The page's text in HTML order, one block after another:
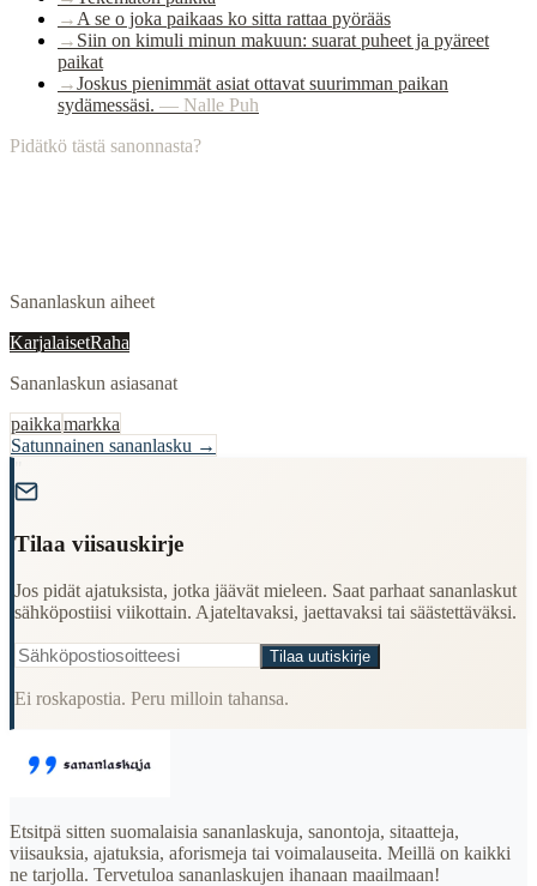
→ A se o joka paikaas ko sitta rattaa pyörääs
→ Siin on kimuli minun makuun: suarat puheet ja pyäreet
paikat
→Joskus pienimmät asiat ottavat suurimman paikan
sydämessäsi. — Nalle Puh
Pidätkö tästä sanonnasta?
Sananlaskun aiheet
KarjalaisetRaha
Sananlaskun asiasanat
paikkamarkka
Satunnainen sananlasku →
Tilaa viisauskirje
Jos pidät ajatuksista, jotka jäävät mieleen. Saat parhaat sananlaskut
sähköpostiisi viikottain. Ajateltavaksi, jaettavaksi tai säästettäväksi.
Tilaa uutiskirje
Ei roskapostia. Peru milloin tahansa.
Etsitpä sitten suomalaisia sananlaskuja, sanontoja, sitaatteja,
viisauksia, ajatuksia, aforismeja tai voimalauseita. Meillä on kaikki
ne tarjolla. Tervetuloa sananlaskujen ihanaan maailmaan!